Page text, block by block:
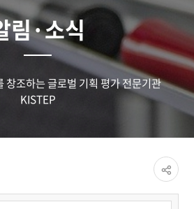
림·소식
창조하는 글로벌 기획 평가 전문기관
KISTEP
페이지
공유
share